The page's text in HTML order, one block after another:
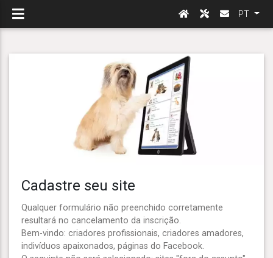
PT
Cadastre seu site
Qualquer formulário não preenchido corretamente
resultará no cancelamento da inscrição.
Bem-vindo: criadores profissionais, criadores amadores,
indivíduos apaixonados, páginas do Facebook.